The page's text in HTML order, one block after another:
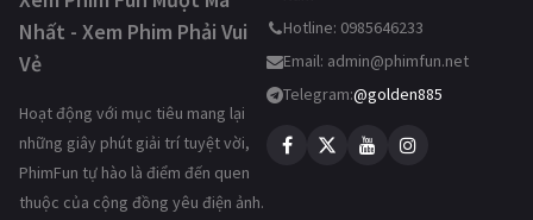
Nhất - Xem Phim Phải Vui
Vẻ
Hoạt động với mục tiêu mang lại
những giây phút giải trí tuyệt vời,
PhimFun tự hào là điểm đến quen
thuộc của cộng đồng yêu điện ảnh.
Hotline: 0985646233
Email: admin@phimfun.net
Telegram:@golden885